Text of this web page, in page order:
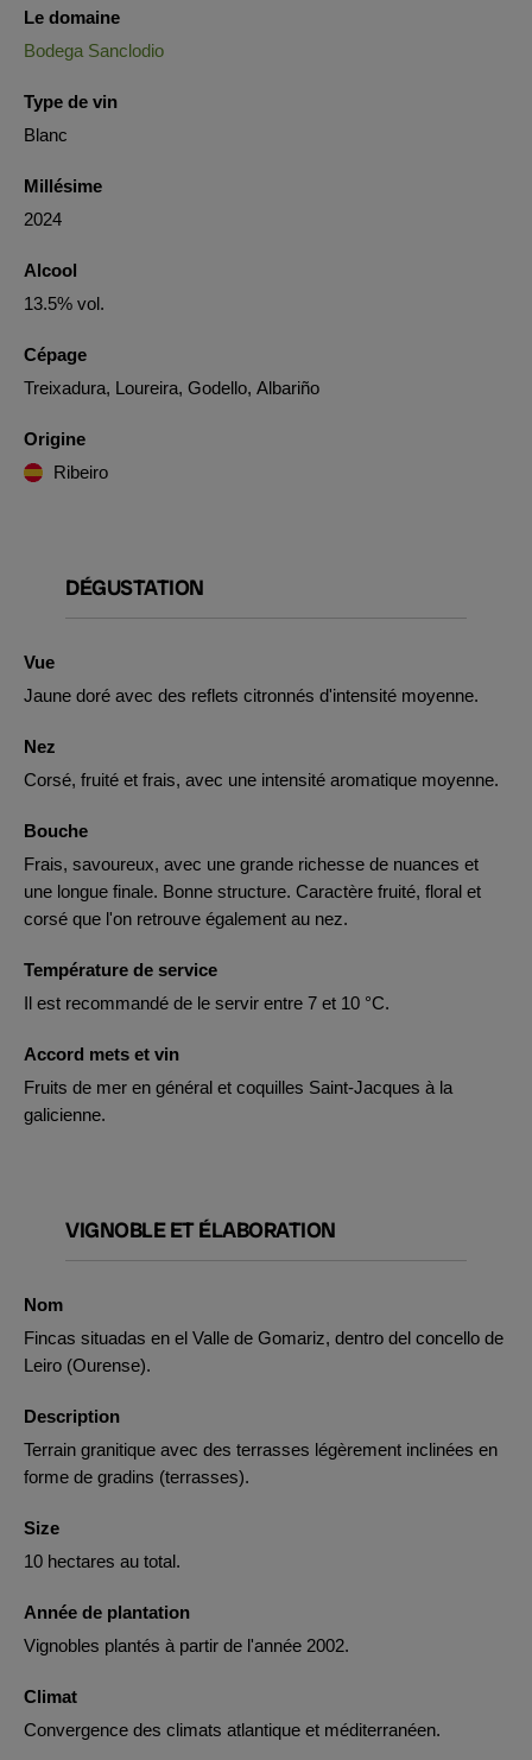
Le domaine
Bodega Sanclodio
Type de vin
Blanc
Millésime
2024
Alcool
13.5% vol.
Cépage
Treixadura, Loureira, Godello, Albariño
Origine
Ribeiro
DÉGUSTATION
Vue
Jaune doré avec des reflets citronnés d'intensité moyenne.
Nez
Corsé, fruité et frais, avec une intensité aromatique moyenne.
Bouche
Frais, savoureux, avec une grande richesse de nuances et
une longue finale. Bonne structure. Caractère fruité, floral et
corsé que l'on retrouve également au nez.
Température de service
Il est recommandé de le servir entre 7 et 10 °C.
Accord mets et vin
Fruits de mer en général et coquilles Saint-Jacques à la
galicienne.
VIGNOBLE ET ÉLABORATION
Nom
Fincas situadas en el Valle de Gomariz, dentro del concello de
Leiro (Ourense).
Description
Terrain granitique avec des terrasses légèrement inclinées en
forme de gradins (terrasses).
Size
10 hectares au total.
Année de plantation
Vignobles plantés à partir de l'année 2002.
Climat
Convergence des climats atlantique et méditerranéen.